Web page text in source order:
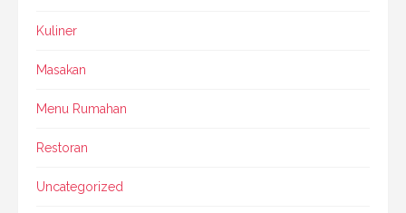
Kuliner
Masakan
Menu Rumahan
Restoran
Uncategorized